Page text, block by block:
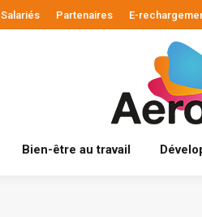
Salariés Partenaires E-
Bien-être au travail
Bien-